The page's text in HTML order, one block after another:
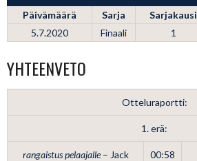
Päivämäärä Sarja Sarjakausi
5.7.2020
Finaali 1
YHTEENVETO
Otteluraportti:
1. erä:
rangaistus pelaajalle– Jack
00:58